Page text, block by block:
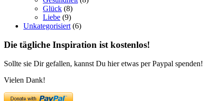
Glück (8)
Liebe (9)
Unkategorisiert (6)
Die tägliche Inspiration ist kostenlos!
Sollte sie Dir gefallen, kannst Du hier etwas per Paypal spenden!
Vielen Dank!